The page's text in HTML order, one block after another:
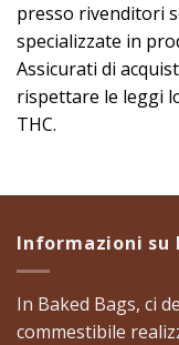
presso rivenditori
specializzate in
Assicurati di
rispettare le leggi
THC.
Informazioni su
​In Baked Bags, ci
commestibile